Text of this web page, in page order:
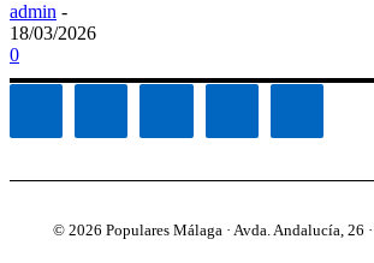
admin -
18/03/2026
0
© 2026 Populares Málaga · Avda. Andalucía, 26